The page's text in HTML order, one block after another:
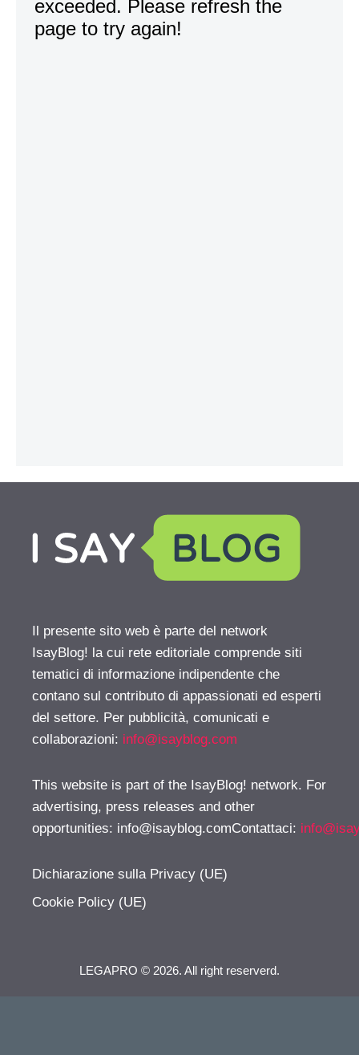
Il presente sito web è parte del network
IsayBlog! la cui rete editoriale comprende siti
tematici di informazione indipendente che
contano sul contributo di appassionati ed esperti
del settore. Per pubblicità, comunicati e
collaborazioni: info@isayblog.com
This website is part of the IsayBlog! network. For
advertising, press releases and other
opportunities: info@isayblog.comContattaci:
Dichiarazione sulla Privacy (UE)
Cookie Policy (UE)
LEGAPRO © 2026. All right reserverd.